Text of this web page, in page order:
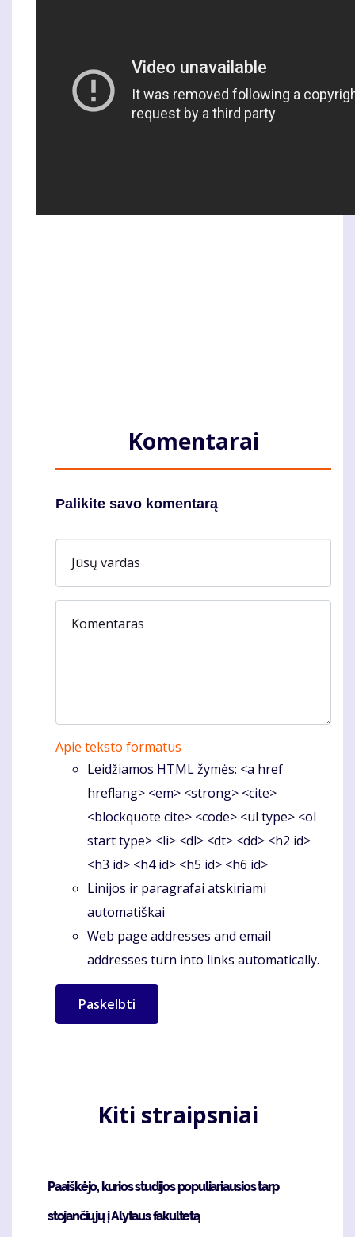
Komentarai
Palikite savo komentarą
Jūsų vardas
Komentaras
Apie teksto formatus
Leidžiamos HTML žymės: <a href
hreflang> <em> <strong> <cite>
<blockquote cite> <code> <ul type> <ol
start type> <li> <dl> <dt> <dd> <h2 id>
<h3 id> <h4 id> <h5 id> <h6 id>
Linijos ir paragrafai atskiriami
automatiškai
Web page addresses and email
addresses turn into links automatically.
Kiti straipsniai
Paaiškėjo, kurios studijos populiariausios tarp
stojančiųjų į Alytaus fakultetą